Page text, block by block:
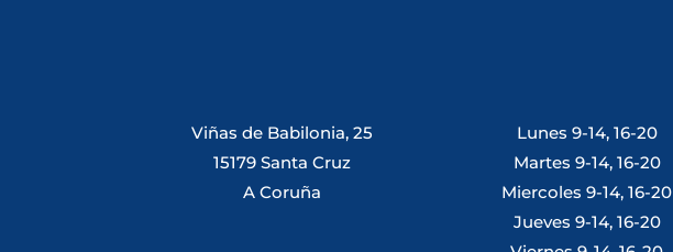
Viñas de Babilonia, 25
15179 Santa Cruz
A Coruña
Lunes 9-14, 16-20
Martes 9-14, 16-20
Miercoles 9-14, 16-20
Jueves 9-14, 16-20